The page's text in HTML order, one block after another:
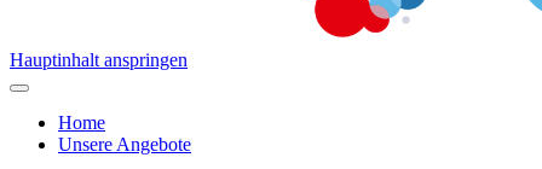
Hauptinhalt anspringen
Home
Unsere Angebote